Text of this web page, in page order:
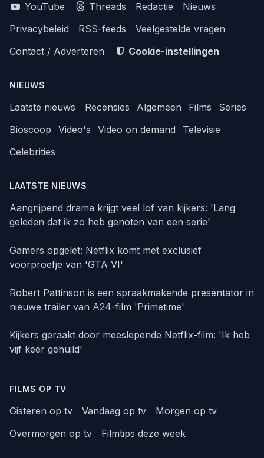
YouTube
Threads Redactie
Nieuws
Privacybeleid
RSS-feeds
Veelgestelde vragen
Contact / Adverteren
Cookie-instellingen
NIEUWS
Laatste nieuws Recensies Algemeen Films
Series
Bioscoop
Video's Video on demand
Televisie
Celebrities
LAATSTE NIEUWS
Aangrijpend drama krijgt veel lof van kijkers: 'Lang
geleden dat ik zo heb genoten van een serie'
Gamers opgelet: Netflix komt met exclusief
voorproefje van 'GTA VI'
Robert Pattinson is een spraakmakende presentator in
nieuwe trailer van A24-film 'Primetime'
Kijkers geraakt door meeslepende Netflix-film: 'Ik heb
vijf keer gehuild'
FILMS OP TV
Gisteren op tv Vandaag op tv
Morgen op tv
Overmorgen op tv
Filmtips deze week